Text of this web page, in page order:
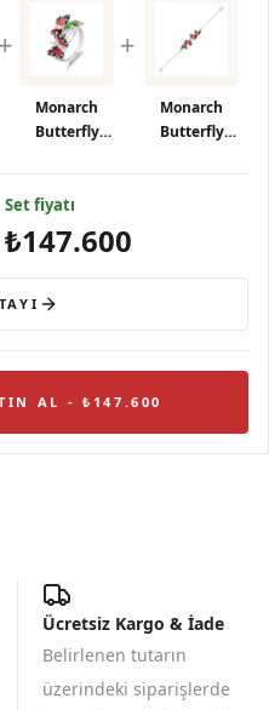
+
Monarch
Butterfly
Kelebek ve
Yeşil Taş
Figürlü
Gümüş Yüzük
+
Monarch
Butterfly
Siyah Mineli
Set fiyatı
₺147.600
AL - ₺147.600
Ücretsiz Kargo & İade
Belirlenen tutarın
üzerindeki siparişlerde